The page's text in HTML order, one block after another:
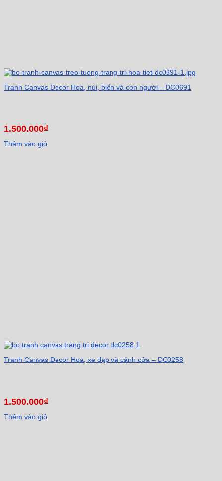
Tranh Canvas Decor Hoa, núi, biển và con người – DC0691
1.500.000₫
Thêm vào giỏ
Tranh Canvas Decor Hoa, xe đạp và cánh cửa – DC0258
1.500.000₫
Thêm vào giỏ